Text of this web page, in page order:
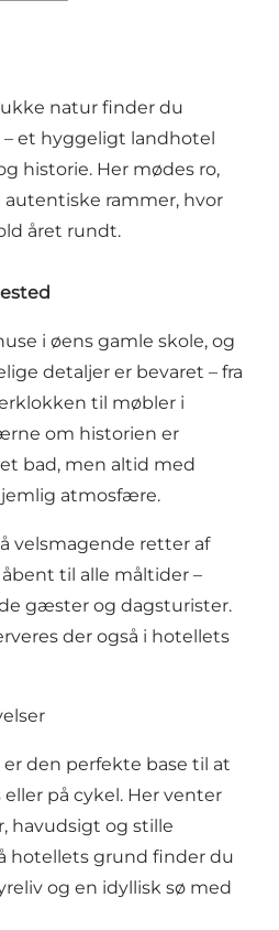
natur finder du
et hyggeligt landhotel
historie. Her mødes ro,
rammer, hvor
året rundt.
i øens gamle skole, og
detaljer er bevaret – fra
til møbler i
om historien er
bad, men altid med
atmosfære.
velsmagende retter af
til alle måltider –
gæster og dagsturister.
der også i hotellets
den perfekte base til at
på cykel. Her venter
havudsigt og stille
hotellets grund finder du
og en idyllisk sø med